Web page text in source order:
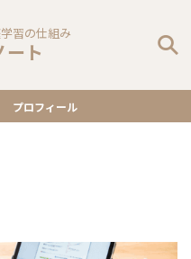
習の仕組み
ート
プロフィール